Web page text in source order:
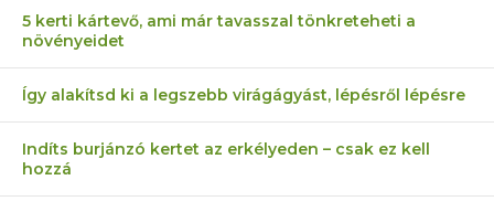
5 kerti kártevő, ami már tavasszal tönkreteheti a
növényeidet
Így alakítsd ki a legszebb virágágyást, lépésről lépésre
Indíts burjánzó kertet az erkélyeden – csak ez kell
hozzá